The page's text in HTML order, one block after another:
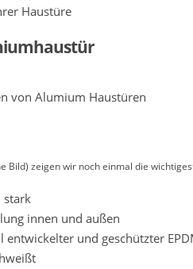
Haustüre
zeigen wir noch einmal die
stark
innen und außen
entwickelter und geschützter